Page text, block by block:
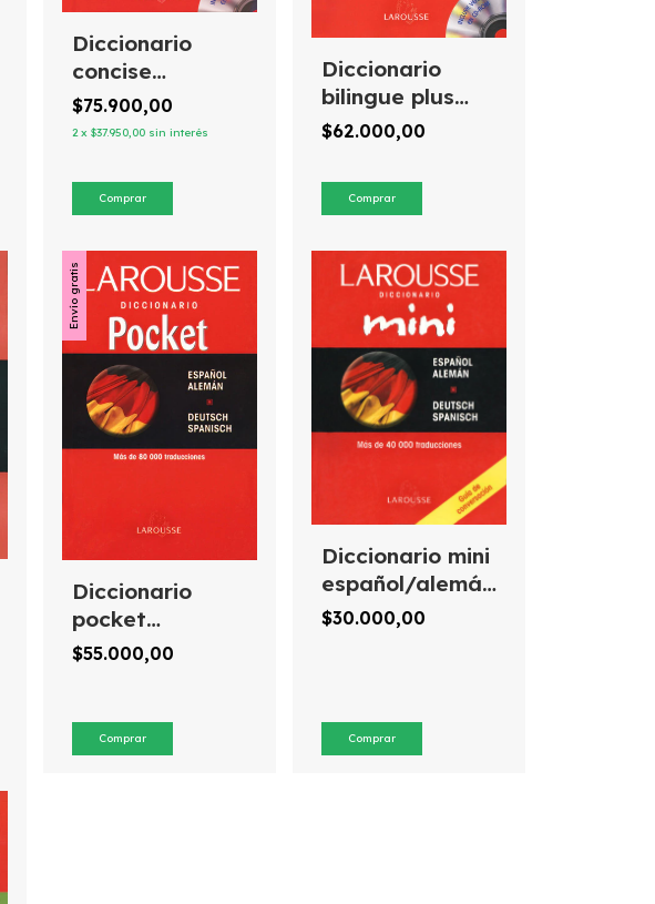
Diccionario
concise
español/inglés
english/spanish
$75.900,00
2 x $37.950,00 sin interés
Diccionario
bilingue plus
español/inglés
$62.000,00
Envío gratis
Diccionario
pocket
español/alemán
$55.000,00
Diccionario mini
español/alemán
deutsch/spanisch
$30.000,00